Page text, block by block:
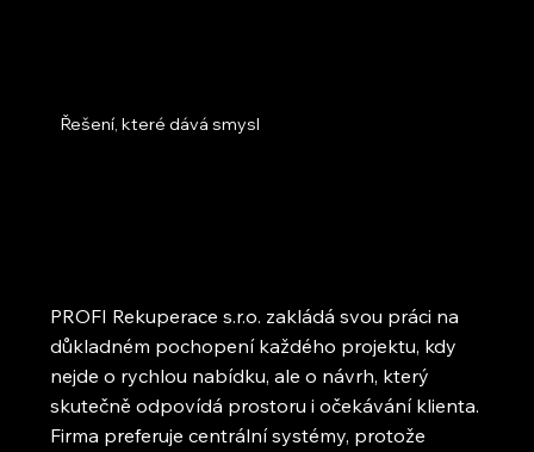
Řešení, které dává smysl
PROFI Rekuperace s.r.o. zakládá svou práci na
důkladném pochopení každého projektu, kdy
nejde o rychlou nabídku, ale o návrh, který
skutečně odpovídá prostoru i očekávání klienta.
Firma preferuje centrální systémy, protože